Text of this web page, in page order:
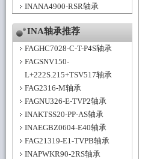
INANA4900-RSR轴承
INA轴承推荐
FAGHC7028-C-T-P4S轴承
FAGSNV150-
L+222S.215+TSV517轴承
FAG2316-M轴承
FAGNU326-E-TVP2轴承
INAKTSS20-PP-AS轴承
INAEGBZ0604-E40轴承
FAG21319-E1-TVPB轴承
INAPWKR90-2RS轴承